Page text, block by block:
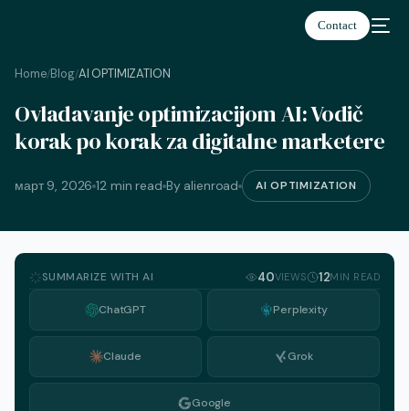
Contact
Home/Blog/AI OPTIMIZATION
Ovladavanje optimizacijom AI: Vodič
korak po korak za digitalne marketere
март 9, 2026 12 min read By alienroad AI OPTIMIZATION
SUMMARIZE WITH AI 40VIEWS 12MIN READ
ChatGPT Perplexity
Claude Grok
Google
српски